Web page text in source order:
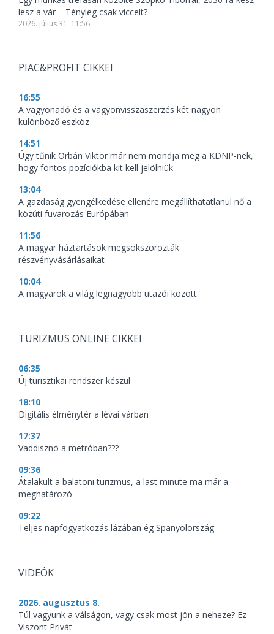
lesz a vár – Tényleg csak viccelt?
2026. július 31. 11:56
PIAC&PROFIT CIKKEI
16:55
A vagyonadó és a vagyonvisszaszerzés két nagyon
különböző eszköz
14:51
Úgy tűnik Orbán Viktor már nem mondja meg a KDNP-nek,
hogy fontos pozíciókba kit kell jelölniük
13:04
A gazdaság gyengélkedése ellenére megállíthatatlanul nő a
közúti fuvarozás Európában
11:56
A magyar háztartások megsokszorozták
részvényvásárlásaikat
10:04
A magyarok a világ legnagyobb utazói között
TURIZMUS ONLINE CIKKEI
06:35
Új turisztikai rendszer készül
18:10
Digitális élménytér a lévai várban
17:37
Vaddisznó a metróban???
09:36
Átalakult a balatoni turizmus, a last minute ma már a
meghatározó
09:22
Teljes napfogyatkozás lázában ég Spanyolország
VIDEÓK
2026. augusztus 8.
Túl vagyunk a válságon, vagy csak most jön a neheze? Ez
Viszont Privát